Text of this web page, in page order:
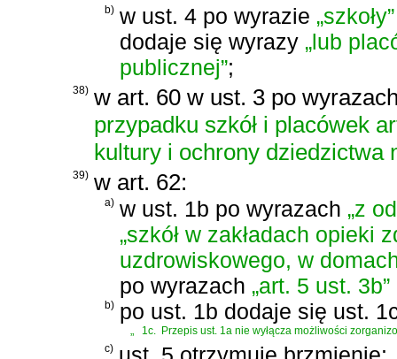
b) w ust. 4 po wyrazie „szkoły”
dodaje się wyrazy „lub
publicznej”;
38) w art. 60 w ust. 3 po
przypadku szkół i placówek
kultury i ochrony dziedzictwa
39) w art. 62:
a) w ust. 1b po wyrazach „z
„szkół w zakładach opieki
uzdrowiskowego, w
po wyrazach „art. 5 ust. 3b”
b) po ust. 1b dodaje się ust.
„ 1c. Przepis ust. 1a nie wyłącza możliwości
c)